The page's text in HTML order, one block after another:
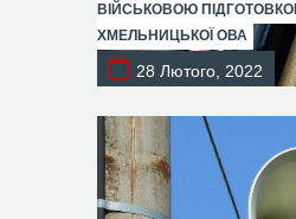
ВІЙСЬКОВОЮ
ХМЕЛЬНИЦЬКОЇ ОВА
28 Лютого, 2022